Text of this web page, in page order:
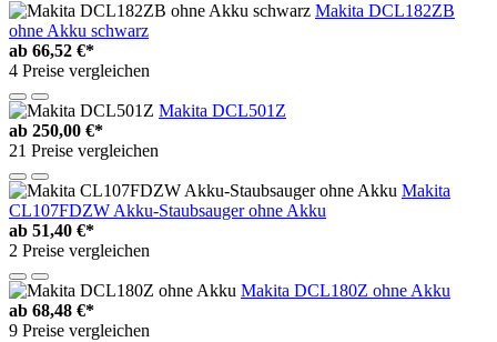
Makita DCL182ZB
ohne Akku schwarz
ab 66,52 €*
4 Preise vergleichen
Makita DCL501Z
ab 250,00 €*
21 Preise vergleichen
Makita
CL107FDZW Akku-Staubsauger ohne Akku
ab 51,40 €*
2 Preise vergleichen
Makita DCL180Z ohne Akku
ab 68,48 €*
9 Preise vergleichen